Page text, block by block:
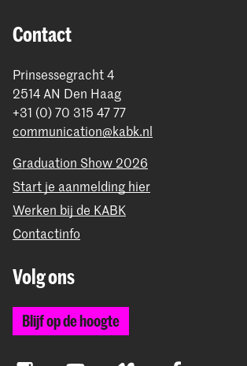
Contact
Prinsessegracht 4
2514 AN Den Haag
+31 (0) 70 315 47 77
communication@kabk.nl
Graduation Show 2026
Start je aanmelding hier
Werken bij de KABK
Contactinfo
Volg ons
Blijf op de hoogte